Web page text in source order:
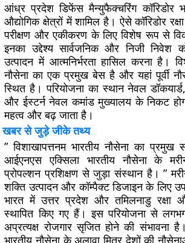
आंध्र प्रदेश डिफेंस मैन्युफैक्चरिंग कॉरिडोर
औद्योगिक क्षेत्रों में शामिल है। ऐसे कॉरिडोर
परीक्षण और एकीकरण के लिए विशेष रूप से
इनका उद्देश्य सार्वजनिक और निजी निवेश
उत्पादन में आत्मनिर्भरता हासिल करना है।
नौसेना का एक प्रमुख बेस है और यहां पूर्वी
स्थित है। परियोजना का स्थान नेवल
और ईस्टर्न नेवल कमांड मुख्यालय के निकट
महत्व और बढ़ जाता है।
खबर से जुड़े जीके तथ्य
” विशाखापत्तनम भारतीय नौसेना का
आईएनएस एक्सिला भारतीय नौसेना के
प्रोपल्शन प्रशिक्षण से जुड़ा संस्थान है। ”
शक्ति उत्पादन और कॉम्पैक्ट डिजाइन के लिए
भारत में उत्तर प्रदेश और तमिलनाडु रक्षा
स्थापित किए गए हैं। इस परियोजना से
अप्रत्यक्ष रोजगार सृजित होने की संभावना
भारतीय नौसेना के अलावा मित्र देशों की